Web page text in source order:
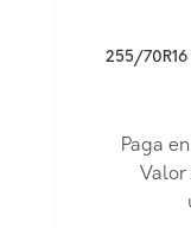
255/70R16
original
actual
Paga
Valor